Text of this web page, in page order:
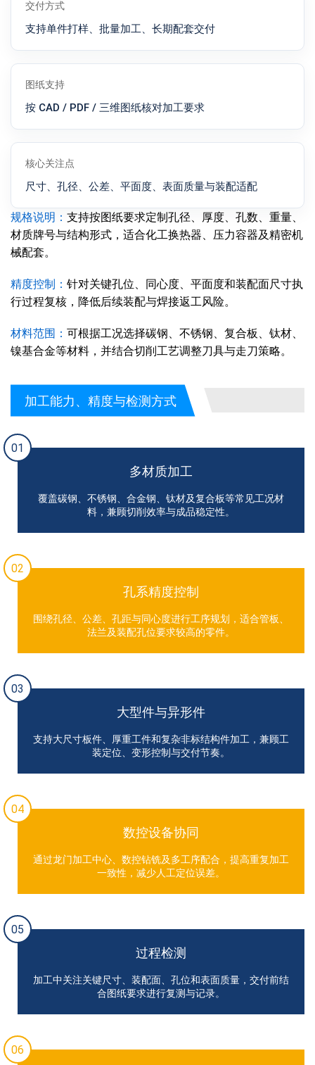
交付方式
支持单件打样、批量加工、长期配套交付
图纸支持
按 CAD / PDF / 三维图纸核对加工要求
核心关注点
尺寸、孔径、公差、平面度、表面质量与装配适配
规格说明： 支持按图纸要求定制孔径、厚度、孔数、重量、
材质牌号与结构形式，适合化工换热器、压力容器及精密机
械配套。
精度控制： 针对关键孔位、同心度、平面度和装配面尺寸执
行过程复核，降低后续装配与焊接返工风险。
材料范围： 可根据工况选择碳钢、不锈钢、复合板、钛材、
镍基合金等材料，并结合切削工艺调整刀具与走刀策略。
加工能力、精度与检测方式
01
多材质加工
覆盖碳钢、不锈钢、合金钢、钛材及复合板等常见工况材
料，兼顾切削效率与成品稳定性。
02
孔系精度控制
围绕孔径、公差、孔距与同心度进行工序规划，适合管板、
法兰及装配孔位要求较高的零件。
03
大型件与异形件
支持大尺寸板件、厚重工件和复杂非标结构件加工，兼顾工
装定位、变形控制与交付节奏。
04
数控设备协同
通过龙门加工中心、数控钻铣及多工序配合，提高重复加工
一致性，减少人工定位误差。
05
过程检测
加工中关注关键尺寸、装配面、孔位和表面质量，交付前结
合图纸要求进行复测与记录。
06